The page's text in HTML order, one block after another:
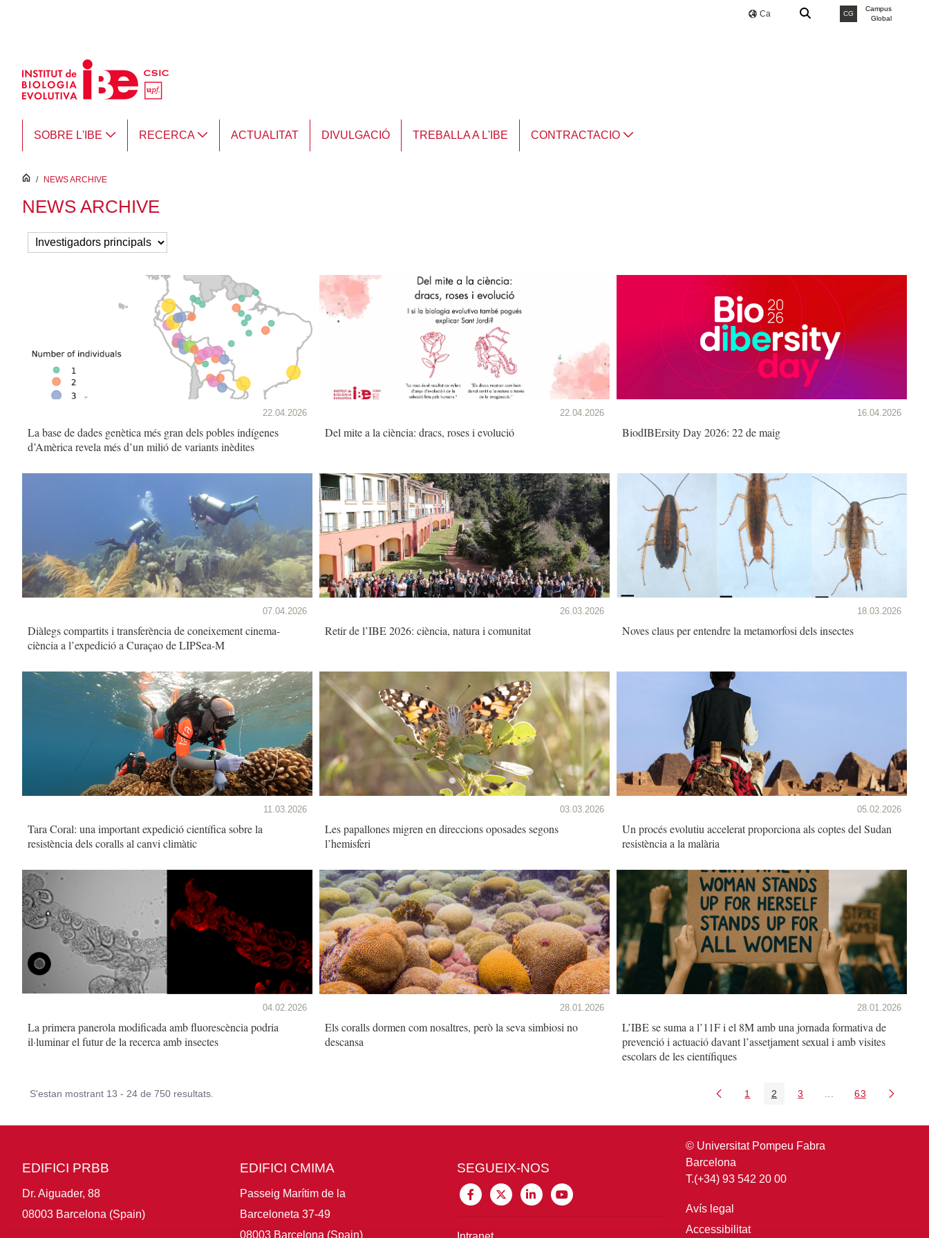
Ca CG
Campus
Global
SOBRE L'IBE RECERCA ACTUALITAT DIVULGACIÓ TREBALLA A L'IBE CONTRACTACIO
inici
/ NEWS ARCHIVE
NEWS ARCHIVE
22.04.2026
La base de dades genètica més gran dels pobles indígenes
d’Amèrica revela més d’un milió de variants inèdites
22.04.2026
Del mite a la ciència: dracs, roses i evolució
16.04.2026
BiodIBErsity Day 2026: 22 de maig
07.04.2026
Diàlegs compartits i transferència de coneixement cinema-
ciència a l’expedició a Curaçao de LIPSea-M
26.03.2026
Retir de l’IBE 2026: ciència, natura i comunitat
18.03.2026
Noves claus per entendre la metamorfosi dels insectes
11.03.2026
Tara Coral: una important expedició científica sobre la
resistència dels coralls al canvi climàtic
03.03.2026
Les papallones migren en direccions oposades segons
l’hemisferi
05.02.2026
Un procés evolutiu accelerat proporciona als coptes del Sudan
resistència a la malària
04.02.2026
La primera panerola modificada amb fluorescència podria
il·luminar el futur de la recerca amb insectes
28.01.2026
Els coralls dormen com nosaltres, però la seva simbiosi no
descansa
28.01.2026
L’IBE se suma a l’11F i el 8M amb una jornada formativa de
prevenció i actuació davant l’assetjament sexual i amb visites
escolars de les científiques
S'estan mostrant 13 - 24 de 750 resultats. Pàgina
1 Pàgina
2 Pàgina
3 Pàgines intermèdies
Pàgina
63
EDIFICI PRBB
Dr. Aiguader, 88
08003 Barcelona (Spain)
EDIFICI CMIMA
Passeig Marítim de la
Barceloneta 37-49
08003 Barcelona (Spain)
SEGUEIX-NOS
© Universitat Pompeu Fabra
Barcelona
T.(+34) 93 542 20 00
Avís legal
Accessibilitat